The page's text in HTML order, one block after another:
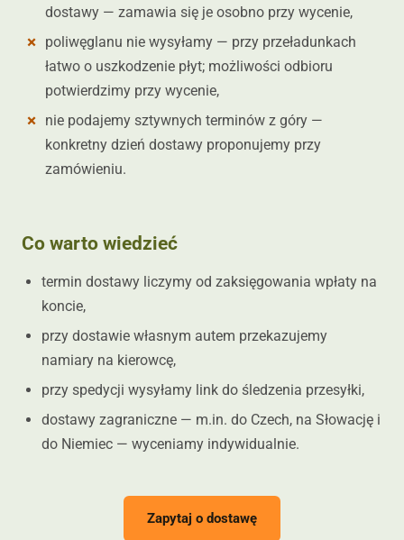
dostawy — zamawia się je osobno przy wycenie,
poliwęglanu nie wysyłamy — przy przeładunkach
łatwo o uszkodzenie płyt; możliwości odbioru
potwierdzimy przy wycenie,
nie podajemy sztywnych terminów z góry —
konkretny dzień dostawy proponujemy przy
zamówieniu.
Co warto wiedzieć
termin dostawy liczymy od zaksięgowania wpłaty na
koncie,
przy dostawie własnym autem przekazujemy
namiary na kierowcę,
przy spedycji wysyłamy link do śledzenia przesyłki,
dostawy zagraniczne — m.in. do Czech, na Słowację i
do Niemiec — wyceniamy indywidualnie.
Zapytaj o dostawę